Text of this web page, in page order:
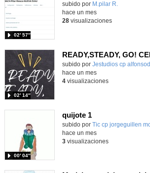
Contenido educativo.
subido por M.pilar R.
02′ 57″
hace un mes
28visualizaciones
Contenido educativo.
subido por Jestudios cp
02′ 14″
hace un mes
4visualizaciones
quijote 1
subido por Tic cp jorgeguillen
00′ 04″
hace un mes
3visualizaciones